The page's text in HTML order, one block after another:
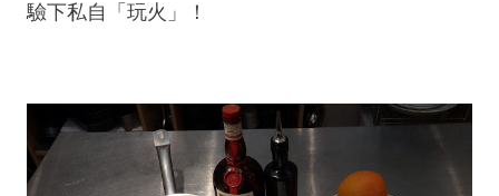
驗下私自「玩火」！